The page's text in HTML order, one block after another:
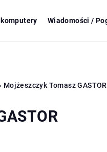
Wiadomości /
Mojżeszczyk Tomasz GASTOR